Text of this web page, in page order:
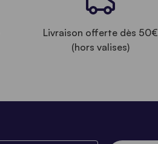
Livraison offerte dès 50€
(hors valises)